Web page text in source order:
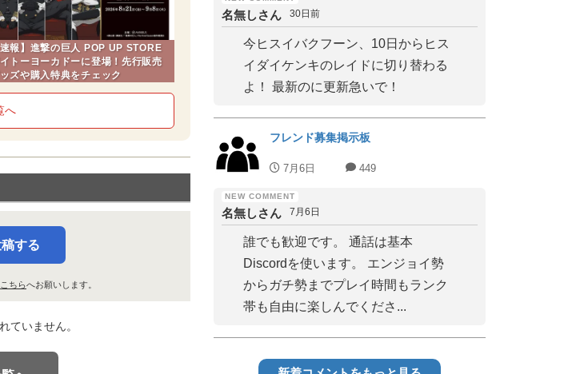
速報】進撃の巨人 POP UP STORE
トーヨーカドーに登場！先行販売
ズや購入特典をチェック
へ
する
こちらへお願いします。
ていません。
名無しさん 30日前
今ヒスイバクフーン、10日からヒス
イダイケンキのレイドに切り替わる
よ！ 最新のに更新急いで！
フレンド募集掲示板
7月6日 449
名無しさん 7月6日
誰でも歓迎です。 通話は基本
Discordを使います。 エンジョイ勢
からガチ勢までプレイ時間もランク
帯も自由に楽しんでくださ...